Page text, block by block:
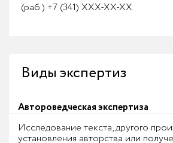
(раб.) +7 (341) XXX-XX-XX
Виды экспертиз
Автороведческая экспертиза
Исследование текста, другого
установления авторства или